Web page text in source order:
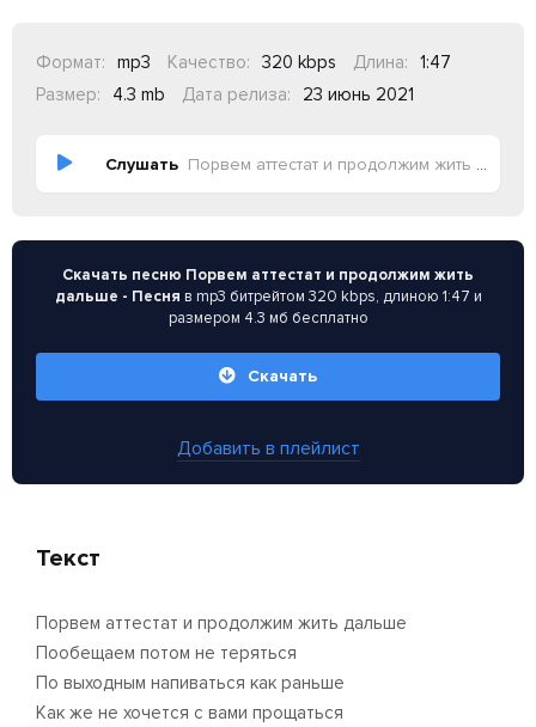
Формат: mp3 Качество: 320 kbps Длина:
1:47
Размер:
4.3 mb Дата релиза: 23 июнь 2021
Слушать Порвем аттестат и продолжим жить дальше - Песня
Скачать песню Порвем аттестат и продолжим жить
дальше - Песня в mp3 битрейтом 320 kbps, длиною 1:47 и
размером 4.3 мб бесплатно
Скачать
Добавить в плейлист
Текст
Порвем аттестат и продолжим жить дальше
Пообещаем потом не теряться
По выходным напиваться как раньше
Как же не хочется с вами прощаться